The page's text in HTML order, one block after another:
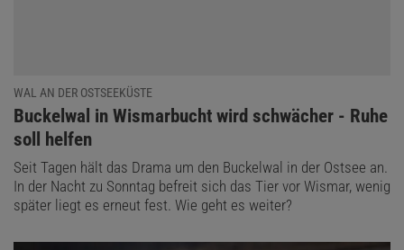
WAL AN DER OSTSEEKÜSTE
:
Buckelwal in Wismarbucht wird schwächer - Ruhe
soll helfen
Seit Tagen hält das Drama um den Buckelwal in der Ostsee an.
In der Nacht zu Sonntag befreit sich das Tier vor Wismar, wenig
später liegt es erneut fest. Wie geht es weiter?